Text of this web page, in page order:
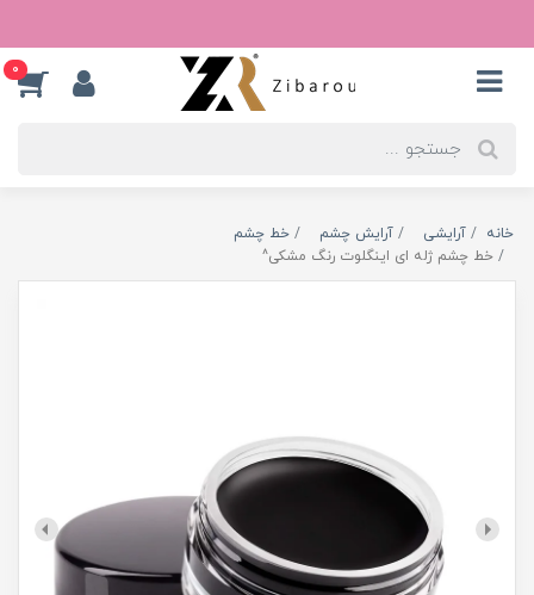
0
خانه آرایشی آرایش چشم
خط چشم
خط چشم ژله ای اینگلوت رنگ مشکی^